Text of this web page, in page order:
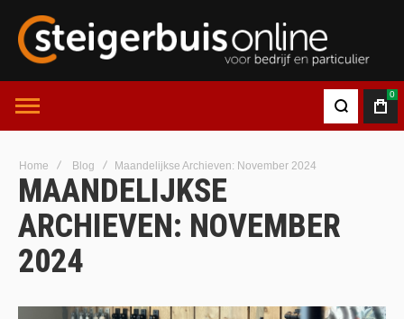
0
Home Blog Maandelijkse Archieven: November 2024
MAANDELIJKSE
ARCHIEVEN: NOVEMBER
2024